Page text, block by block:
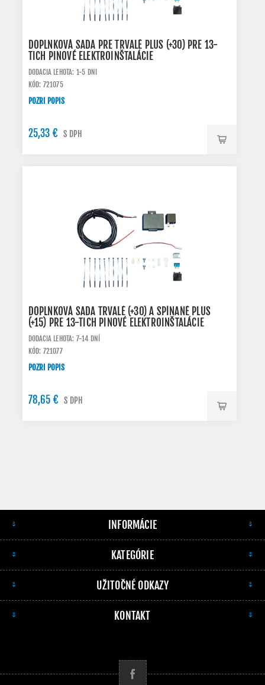
DOPLNKOVÁ SADA PRE TRVALÉ PLUS (+30) PRE 13-
TICH PINOVÉ ELEKTROINŠTALÁCIE
DODACIA LEHOTA: 1-5 DNI
KÓD: 721075
POZRI POPIS
25,33 € S DPH
DOPLNKOVÁ SADA TRVALÉ (+30) A SPÍNANÉ PLUS
(+15) PRE 13-TICH PINOVÉ ELEKTROINŠTALÁCIE
DODACIA LEHOTA: 7-14 DNÍ
KÓD: 721077
POZRI POPIS
78,65 € S DPH
INFORMÁCIE
KATEGÓRIE
UŽITOČNÉ ODKAZY
KONTAKT